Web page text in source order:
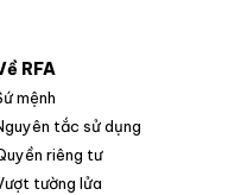
RFA
mệnh
tắc sử dụng
riêng tư
tường lửa